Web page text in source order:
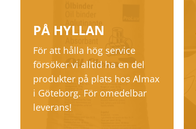
PÅ HYLLAN
För att hålla hög service
försöker vi alltid ha en del
produkter på plats hos Almax
i Göteborg. För omedelbar
leverans!